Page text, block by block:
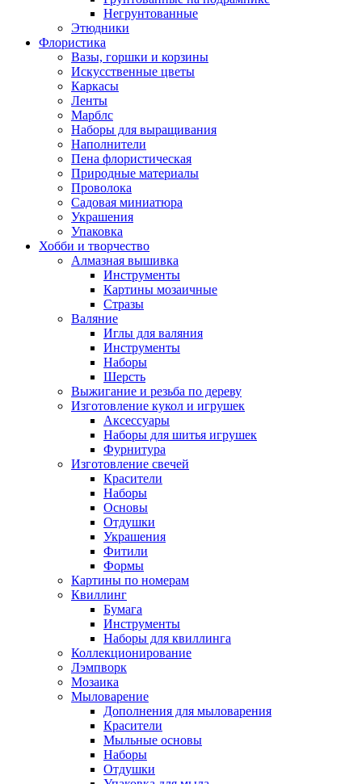
Негрунтованные
Этюдники
Флористика
Вазы, горшки и корзины
Искусственные цветы
Каркасы
Ленты
Марблс
Наборы для выращивания
Наполнители
Пена флористическая
Природные материалы
Проволока
Садовая миниатюра
Украшения
Упаковка
Хобби и творчество
Алмазная вышивка
Инструменты
Картины мозаичные
Стразы
Валяние
Иглы для валяния
Инструменты
Наборы
Шерсть
Выжигание и резьба по дереву
Изготовление кукол и игрушек
Аксессуары
Наборы для шитья игрушек
Фурнитура
Изготовление свечей
Красители
Наборы
Основы
Отдушки
Украшения
Фитили
Формы
Картины по номерам
Квиллинг
Бумага
Инструменты
Наборы для квиллинга
Коллекционирование
Лэмпворк
Мозаика
Мыловарение
Дополнения для мыловарения
Красители
Мыльные основы
Наборы
Отдушки